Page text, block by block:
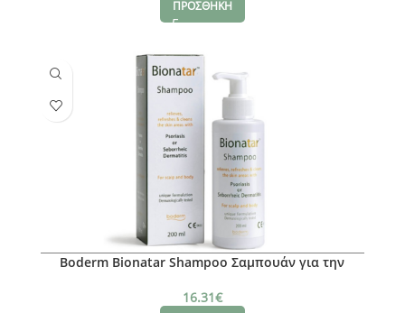
ΠΡΟΣΘΗΚΗ
Boderm Bionatar Shampoo Σαμπουάν για την
της Σμηγματορροϊκής Δερματίτιδας, 200ml
16.31€